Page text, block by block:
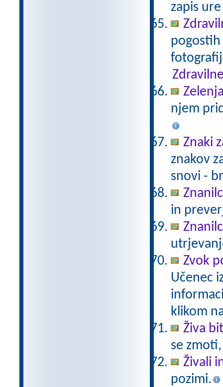
zapis
pogostih
njem
Znaki
znakov
snovi -
in
Zvok
Učenec
klikom
Živa
se
Živali
pozimi.